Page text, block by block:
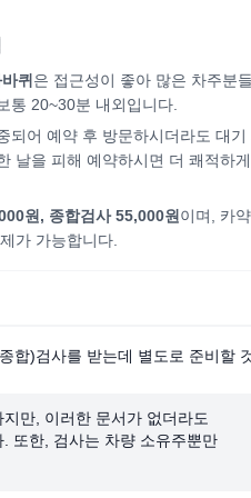
퀴 은 접근성이 좋아 많은 차주분
통 20~30분 내외입니다.
되어 예약 후 방문하시더라도 대기
날을 피해 예약하시면 더 쾌적하게
원, 종합검사 55,000원 이며, 카약
가 가능합니다.
합)검사를 받는데 별도로 준비할
만, 이러한 문서가 없더라도
또한, 검사는 차량 소유주뿐만